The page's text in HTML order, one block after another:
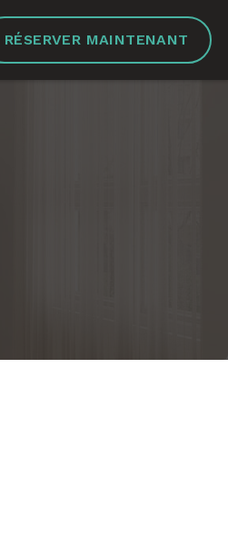
RÉSERVER MAINTENANT